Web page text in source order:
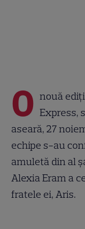
O nouă
Express,
aseară, 27
echipe s-au
amuletă din al
Alexia Eram a
fratele ei, Aris.